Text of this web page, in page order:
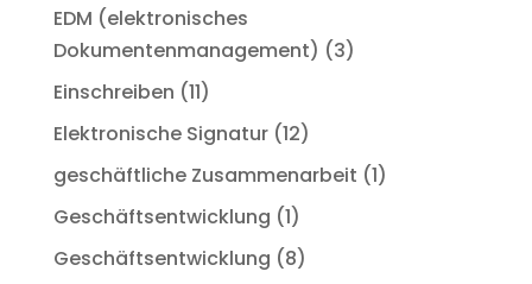
EDM (elektronisches
Dokumentenmanagement) (3)
Einschreiben (11)
Elektronische Signatur(12)
geschäftliche Zusammenarbeit (1)
Geschäftsentwicklung (1)
Geschäftsentwicklung (8)